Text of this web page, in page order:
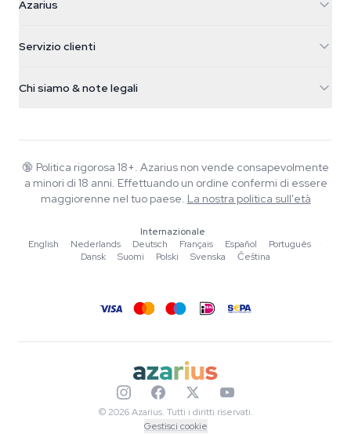
Galvaniweg 11
Nederland
+31(0)204897914
Azarius
Smokeshop
Servizio clienti
FAQ
Informativa sulla privacy
Chi siamo & note legali
Wiki
Blog
Musica
Linee guida editoriali
Strumenti e Calcolatori
🔞 Politica rigorosa 18+. Azarius non vende consapevolmente
a minori di 18 anni. Effettuando un ordine confermi di essere
maggiorenne nel tuo paese. La nostra politica sull'età
Internazionale
English
·Nederlands ·Deutsch ·Français ·Español ·Português
·
Dansk
·Suomi ·Polski ·Svenska ·Čeština
© 2026 Azarius. Tutti i diritti riservati.
Gestisci cookie